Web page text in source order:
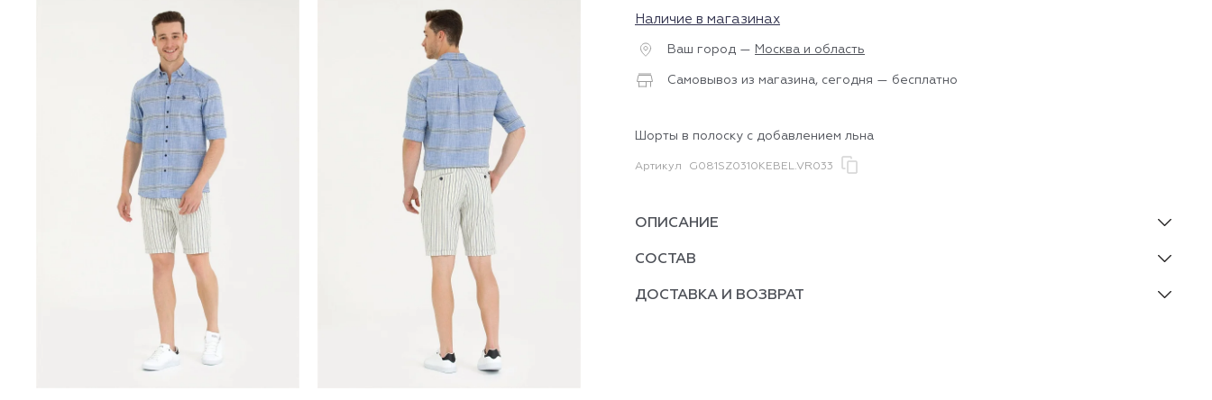
Наличие в магазинах
Ваш город — Москва и область
Самовывоз из магазина, сегодня — бесплатно
Шорты в полоску с добавлением льна
Артикул G081SZ0310KEBEL.VR033
ОПИСАНИЕ
СОСТАВ
ДОСТАВКА И ВОЗВРАТ